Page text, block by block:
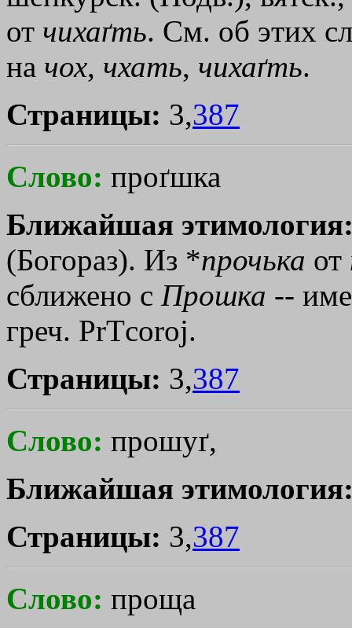
от чихаґть. См. об этих
на чох, чхать, чихаґть.
Страницы: 3,387
Слово: проґшка
Ближайшая
(Богораз). Из *прочька от
сближено с Прошка --
греч. PrТcoroj.
Страницы: 3,387
Слово: прошуґ,
Ближайшая
Страницы: 3,387
Слово: проща